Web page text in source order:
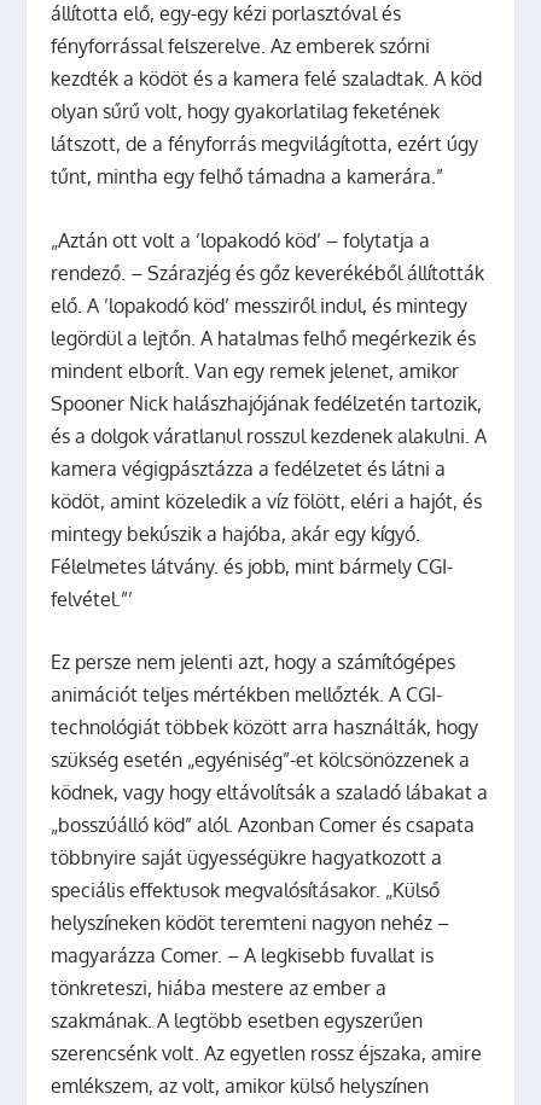
állította elő, egy-egy kézi porlasztóval és
fényforrással felszerelve. Az emberek szórni
kezdték a ködöt és a kamera felé szaladtak. A köd
olyan sűrű volt, hogy gyakorlatilag feketének
látszott, de a fényforrás megvilágította, ezért úgy
tűnt, mintha egy felhő támadna a kamerára.”
„Aztán ott volt a ’lopakodó köd’ – folytatja a
rendező. – Szárazjég és gőz keverékéből állították
elő. A ’lopakodó köd’ messziről indul, és mintegy
legördül a lejtőn. A hatalmas felhő megérkezik és
mindent elborít. Van egy remek jelenet, amikor
Spooner Nick halászhajójának fedélzetén tartozik,
és a dolgok váratlanul rosszul kezdenek alakulni. A
kamera végigpásztázza a fedélzetet és látni a
ködöt, amint közeledik a víz fölött, eléri a hajót, és
mintegy bekúszik a hajóba, akár egy kígyó.
Félelmetes látvány. és jobb, mint bármely CGI-
felvétel.”’
Ez persze nem jelenti azt, hogy a számítógépes
animációt teljes mértékben mellőzték. A CGI-
technológiát többek között arra használták, hogy
szükség esetén „egyéniség”-et kölcsönözzenek a
ködnek, vagy hogy eltávolítsák a szaladó lábakat a
„bosszúálló köd” alól. Azonban Comer és csapata
többnyire saját ügyességükre hagyatkozott a
speciális effektusok megvalósításakor. „Külső
helyszíneken ködöt teremteni nagyon nehéz –
magyarázza Comer. – A legkisebb fuvallat is
tönkreteszi, hiába mestere az ember a
szakmának. A legtöbb esetben egyszerűen
szerencsénk volt. Az egyetlen rossz éjszaka, amire
emlékszem, az volt, amikor külső helyszínen